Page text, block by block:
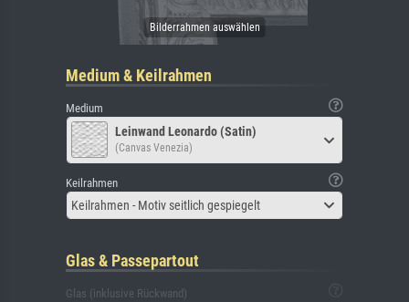
Medium & Keilrahmen
Medium
Leinwand Leonardo (Satin)
(Canvas Venezia)
Keilrahmen
Keilrahmen - Motiv seitlich gespiegelt
Glas & Passepartout
Glas (inklusive Rückwand)